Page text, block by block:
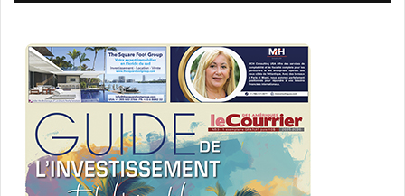
vous n’y êtes pas encore allé, il faut vous précipiter !
www.nybg.org/event/kusama/